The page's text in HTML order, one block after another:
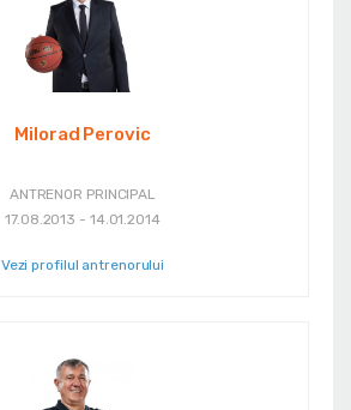
Milorad Perovic
ANTRENOR PRINCIPAL
17.08.2013 - 14.01.2014
Vezi profilul antrenorului